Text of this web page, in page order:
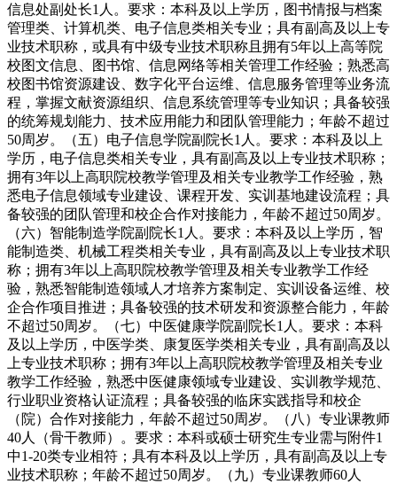
信息处副处长1人。要求：本科及以上学历，图书情报与档案
管理类、计算机类、电子信息类相关专业；具有副高及以上专
业技术职称，或具有中级专业技术职称且拥有5年以上高等院
校图文信息、图书馆、信息网络等相关管理工作经验；熟悉高
校图书馆资源建设、数字化平台运维、信息服务管理等业务流
程，掌握文献资源组织、信息系统管理等专业知识；具备较强
的统筹规划能力、技术应用能力和团队管理能力；年龄不超过
50周岁。（五）电子信息学院副院长1人。要求：本科及以上
学历，电子信息类相关专业，具有副高及以上专业技术职称；
拥有3年以上高职院校教学管理及相关专业教学工作经验，熟
悉电子信息领域专业建设、课程开发、实训基地建设流程；具
备较强的团队管理和校企合作对接能力，年龄不超过50周岁。
（六）智能制造学院副院长1人。要求：本科及以上学历，智
能制造类、机械工程类相关专业，具有副高及以上专业技术职
称；拥有3年以上高职院校教学管理及相关专业教学工作经
验，熟悉智能制造领域人才培养方案制定、实训设备运维、校
企合作项目推进；具备较强的技术研发和资源整合能力，年龄
不超过50周岁。（七）中医健康学院副院长1人。要求：本科
及以上学历，中医学类、康复医学类相关专业，具有副高及以
上专业技术职称；拥有3年以上高职院校教学管理及相关专业
教学工作经验，熟悉中医健康领域专业建设、实训教学规范、
行业职业资格认证流程；具备较强的临床实践指导和校企
（院）合作对接能力，年龄不超过50周岁。（八）专业课教师
40人（骨干教师）。要求：本科或硕士研究生专业需与附件1
中1-20类专业相符；具有本科及以上学历，具有副高及以上专
业技术职称；年龄不超过50周岁。（九）专业课教师60人